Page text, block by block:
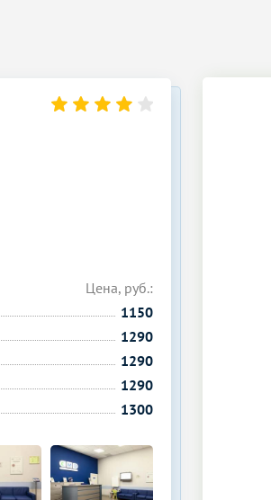
Цена, руб.:
1150
1290
1290
1290
1300